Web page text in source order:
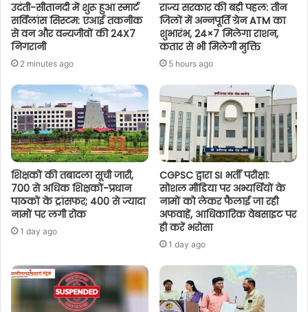
उदंती-सीतानदी में शुरू हुआ स्मार्ट
सर्विलांस सिस्टम: एआई तकनीक
से वन और वन्यजीवों की 24X7
निगरानी
2 minutes ago
राज्य सरकार की बड़ी पहल: तीन
जिलों में अन्नपूर्ति ग्रेन ATM का
शुभारंभ, 24×7 मिलेगा राशन,
कतार से भी मिलेगी मुक्ति
5 hours ago
शिक्षकों की तबादला सूची जारी,
700 से अधिक शिक्षकों-प्रधान
पाठकों के ट्रांसफर; 400 से ज्यादा
नामों पर लगी रोक
1 day ago
CGPSC द्वारा SI भर्ती परीक्षा:
सोशल मीडिया पर अभ्यर्थियों के
नामों को लेकर फैलाई जा रही
अफवाहें, आधिकारिक वेबसाइट पर
ही करें भरोसा
1 day ago